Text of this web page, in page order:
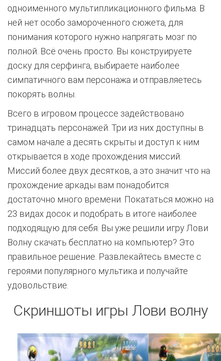
одноименного мультипликационного фильма. В
ней нет особо замороченного сюжета, для
понимания которого нужно напрягать мозг по
полной. Всё очень просто. Вы конструируете
доску для серфинга, выбираете наиболее
симпатичного вам персонажа и отправляетесь
покорять волны.
Всего в игровом процессе задействовано
тринадцать персонажей. Три из них доступны в
самом начале а десять скрыты и доступ к ним
открывается в ходе прохождения миссий.
Миссий более двух десятков, а это значит что на
прохождение аркады вам понадобится
достаточно много времени. Покататься можно на
23 видах досок и подобрать в итоге наиболее
подходящую для себя. Вы уже решили игру Лови
Волну скачать бесплатно на компьютер? Это
правильное решение. Развлекайтесь вместе с
героями популярного мультика и получайте
удовольствие.
Скриншоты игры Лови волну